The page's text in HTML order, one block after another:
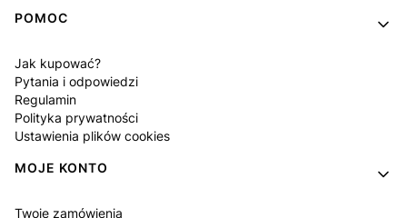
POMOC
Jak kupować?
Pytania i odpowiedzi
Regulamin
Polityka prywatności
Ustawienia plików cookies
MOJE KONTO
Twoje zamówienia